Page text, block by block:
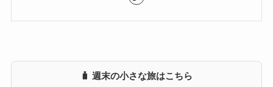
🧳 週末の小さな旅はこちら